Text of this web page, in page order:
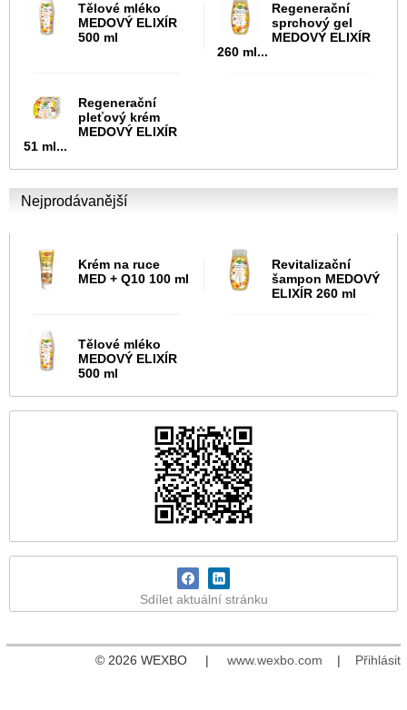
Tělové mléko
MEDOVÝ ELIXÍR
500 ml
Regenerační
sprchový gel
MEDOVÝ ELIXÍR
260 ml...
Regenerační
pleťový krém
MEDOVÝ ELIXÍR
51 ml...
Nejprodávanější
Krém na ruce
MED + Q10 100 ml
Revitalizační
šampon MEDOVÝ
ELIXÍR 260 ml
Tělové mléko
MEDOVÝ ELIXÍR
500 ml
Sdílet aktuální stránku
© 2026 WEXBO | www.wexbo.com | Přihlásit